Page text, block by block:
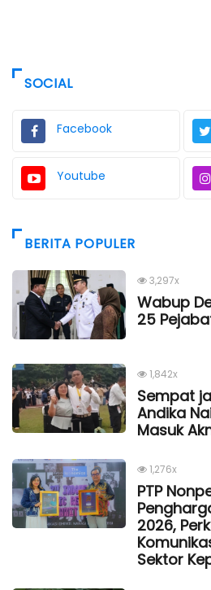
SOCIAL
Facebook
Youtube
BERITA POPULER
3,297x
Wabup
25
1,842x
Sempat
Andika
Masuk
1,276x
PTP
2026,
Sektor